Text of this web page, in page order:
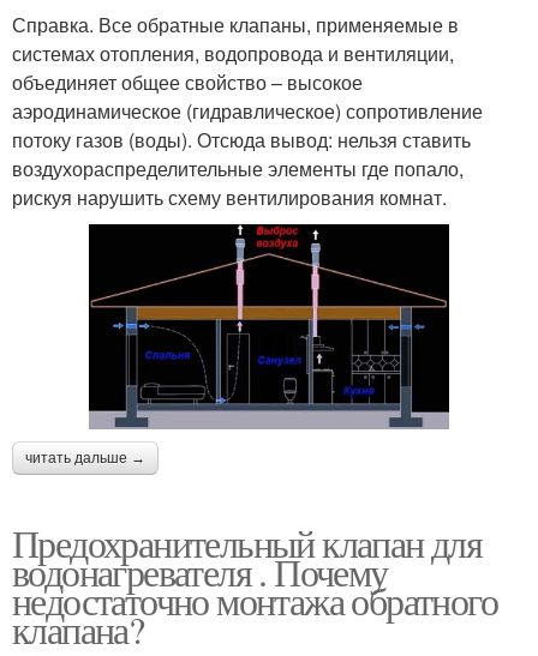
Справка. Все обратные клапаны, применяемые в
системах отопления, водопровода и вентиляции,
объединяет общее свойство – высокое
аэродинамическое (гидравлическое) сопротивление
потоку газов (воды). Отсюда вывод: нельзя ставить
воздухораспределительные элементы где попало,
рискуя нарушить схему вентилирования комнат.
читать дальше →
Предохранительный клапан для
водонагревателя . Почему
недостаточно монтажа обратного
клапана?